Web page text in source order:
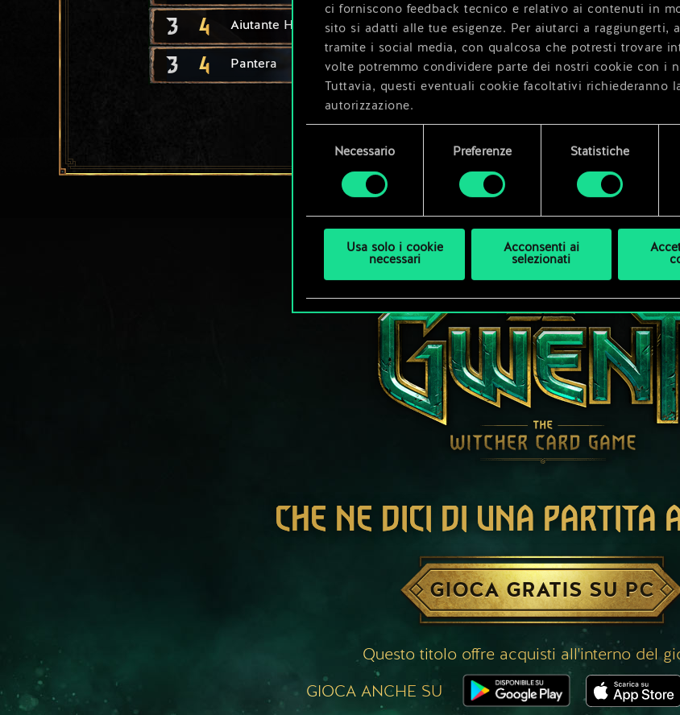
ci forniscono feedback tecnico e relativo ai contenuti in
sito si adatti alle tue esigenze. Per aiutarci a raggiungerti,
tramite i social media, con qualcosa che potresti trovare
volte potremmo condividere parte dei nostri cookie con i
Tuttavia, questi eventuali cookie facoltativi richiederanno
autorizzazione.
Tutti i dettagli su come utilizziamo i cookie e su come
consenso
Necessario Preferenze Statistiche
Usa solo i cookie
necessari
Acconsenti ai
selezionati
3 4 Aiutante Hav'caaren
3 4 Pantera
CHE NE DICI DI UNA PARTITA
GIOCA GRATIS SU PC
Questo titolo offre acquisti all'interno del
GIOCA ANCHE SU